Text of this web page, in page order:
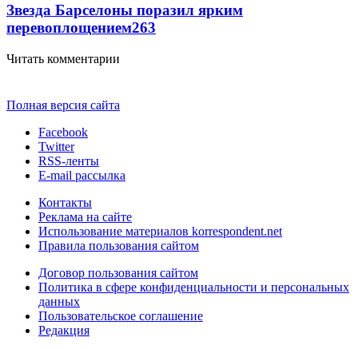
Звезда Барселоны поразил ярким
перевоплощением263
Читать комментарии
Полная версия сайта
Facebook
Twitter
RSS-ленты
E-mail рассылка
Контакты
Реклама на сайте
Использование материалов korrespondent.net
Правила пользования сайтом
Договор пользования сайтом
Политика в сфере конфиденциальности и персональных
данных
Пользовательское соглашение
Редакция